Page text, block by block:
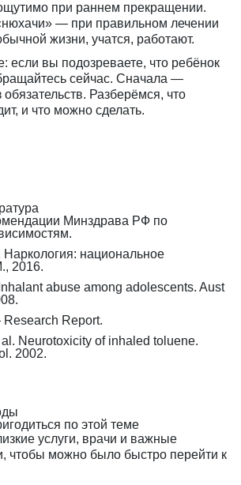
при раннем прекращении.
— при правильном лечении
жизни, учатся, работают.
если вы подозреваете, что ребёнок
сейчас. Сначала —
обязательств. Разберёмся, что
и что можно сделать.
Минздрава РФ по
национальное
2016.
abuse among adolescents. Aust
Report.
Neurotoxicity of inhaled toluene.
2002.
по этой теме
услуги, врачи и важные
чтобы можно было быстро перейти к